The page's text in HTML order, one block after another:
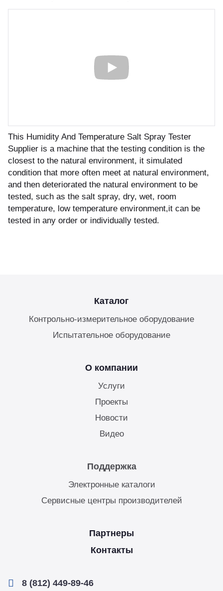
цикл сборочных работ «под
с оборудованием
неиспользуемого оборудования
This Humidity And Temperature Salt Spray Tester
Supplier is a machine that the testing condition is the
closest to the natural environment, it simulated
condition that more often meet at natural environment,
and then deteriorated the natural environment to be
tested, such as the salt spray, dry, wet, room
temperature, low temperature environment,it can be
tested in any order or individually tested.
Каталог
Контрольно-измерительное оборудование
Испытательное оборудование
О компании
Услуги
Проекты
Новости
Видео
Поддержка
Электронные каталоги
Сервисные центры производителей
Партнеры
Контакты
8 (812) 449-89-46